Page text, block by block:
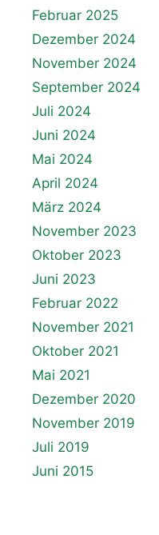
Februar 2025
Dezember 2024
November 2024
September 2024
Juli 2024
Juni 2024
Mai 2024
April 2024
März 2024
November 2023
Oktober 2023
Juni 2023
Februar 2022
November 2021
Oktober 2021
Mai 2021
Dezember 2020
November 2019
Juli 2019
Juni 2015